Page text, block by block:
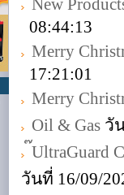
New
08:44:13
Merry
17:21:01
Merry
Oil & Gas วั
UltraGuard
วันที่ 16/09/